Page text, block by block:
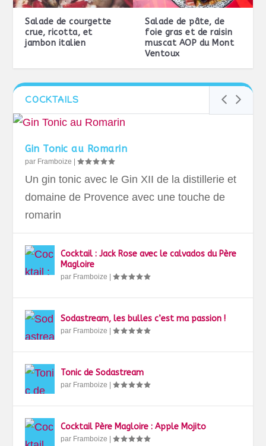
Salade de courgette
crue, ricotta, et
jambon italien
Salade de pâte, de
foie gras et de raisin
muscat AOP du Mont
Ventoux
COCKTAILS
Gin Tonic au Romarin
par Framboize |
Un gin tonic avec le Gin XII de la distillerie et
domaine de Provence avec une touche de
romarin
Cocktail : Jack Rose avec le calvados du Père
Magloire
par Framboize |
Sodastream, les bulles c’est ma passion !
par Framboize |
Tonic de Sodastream
par Framboize |
Cocktail Père Magloire : Apple Mojito
par Framboize |